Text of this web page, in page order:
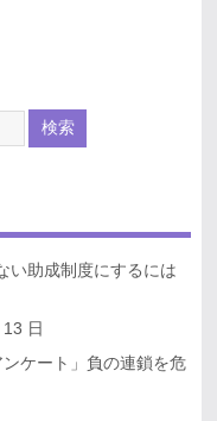
い助成制度にするには
日
ケート」負の連鎖を危